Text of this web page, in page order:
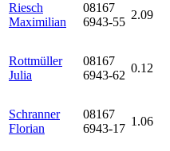
Riesch
Maximilian
08167
6943-55
2.09
Rottmüller
Julia
08167
6943-62
0.12
Schranner
Florian
08167
6943-17
1.06